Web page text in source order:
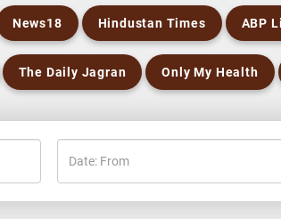
News18 Hindustan Times ABP
The Daily Jagran Only My Health